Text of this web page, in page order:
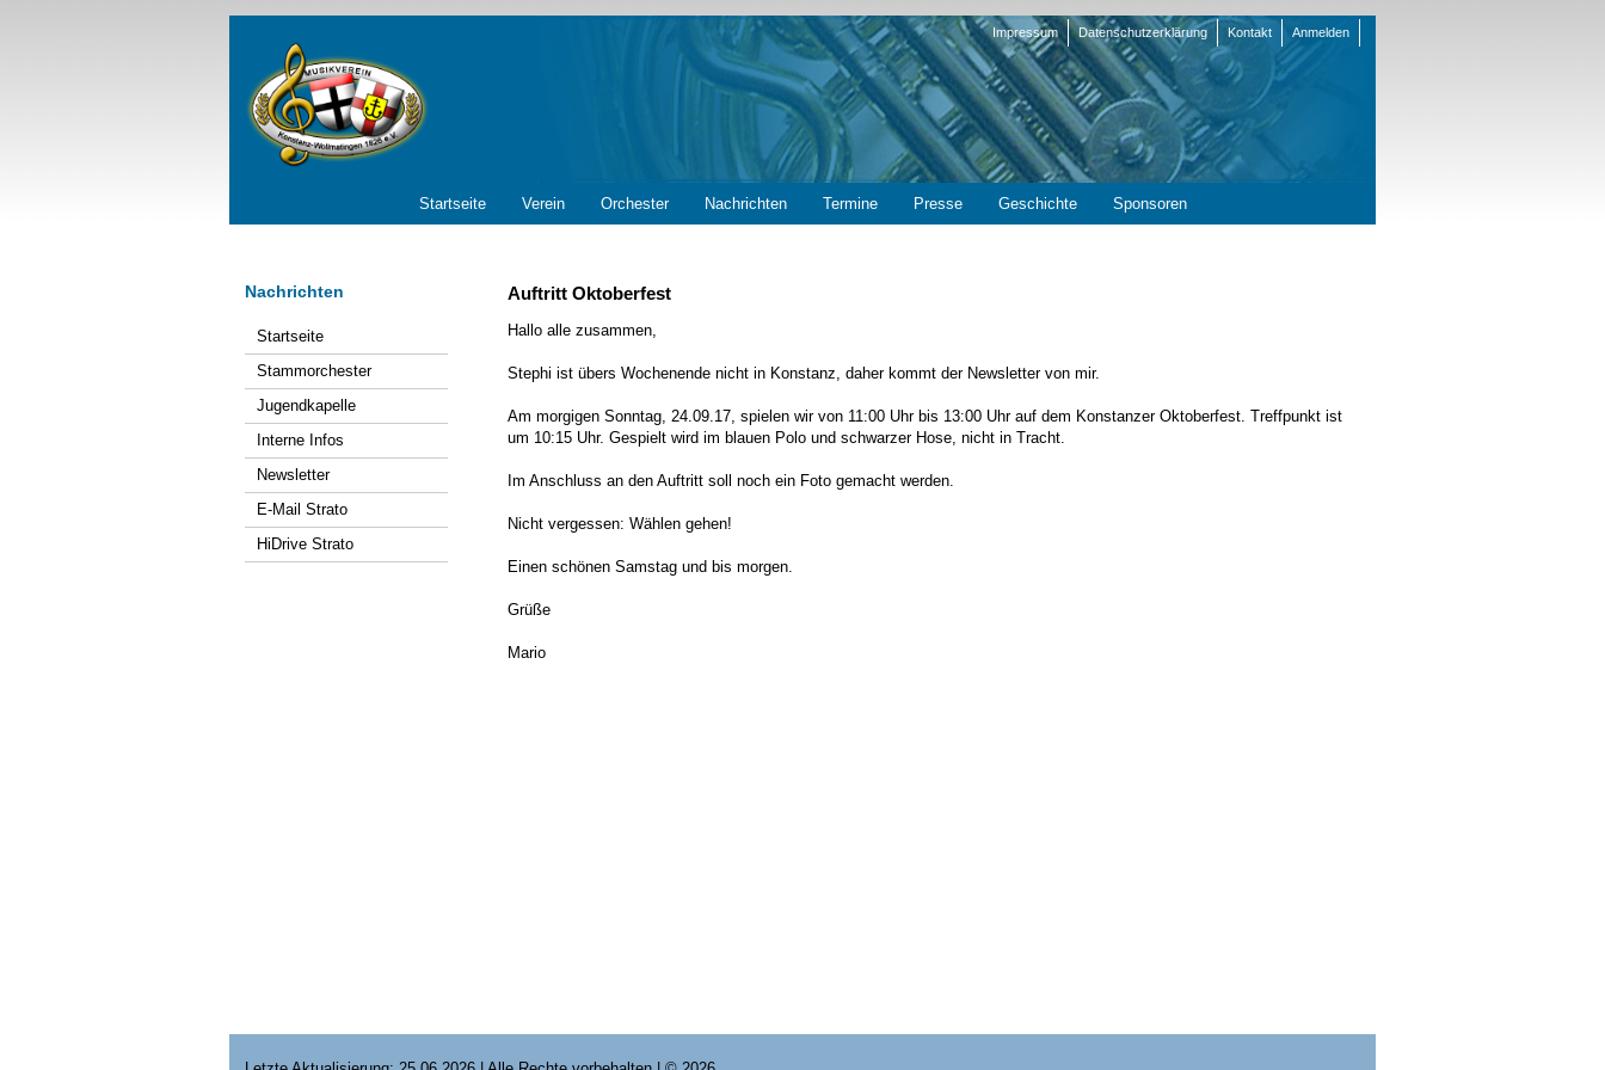
Navigation
überspringen
Impressum Datenschutzerklärung Kontakt Anmelden
Startseite Verein Orchester Nachrichten Termine Presse Geschichte Sponsoren
Auftritt Oktoberfest
Hallo alle zusammen,
Stephi ist übers Wochenende nicht in Konstanz, daher kommt der Newsletter von mir.
Am morgigen Sonntag, 24.09.17, spielen wir von 11:00 Uhr bis 13:00 Uhr auf dem Konstanzer Oktoberfest. Treffpunkt ist
um 10:15 Uhr. Gespielt wird im blauen Polo und schwarzer Hose, nicht in Tracht.
Im Anschluss an den Auftritt soll noch ein Foto gemacht werden.
Nicht vergessen: Wählen gehen!
Einen schönen Samstag und bis morgen.
Grüße
Mario
Nachrichten
Navigation
überspringen
Startseite
Stammorchester
Jugendkapelle
Interne Infos
Newsletter
E-Mail Strato
HiDrive Strato